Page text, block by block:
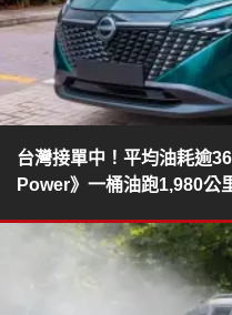
台灣接單中！平均油耗逾
Power》一桶油跑1,980公